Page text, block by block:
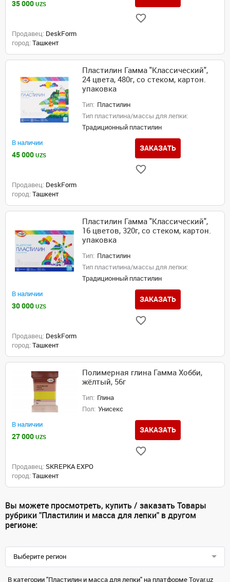
35 000 UZS
Продавец: DeskForm
город: Ташкент
Пластилин Гамма "Классический",
24 цвета, 480г, со стеком, картон.
упаковка
Тип: Пластилин
Тип пластилина/массы для лепки:
Традиционный пластилин
В наличии
45 000 UZS
ЗАКАЗАТЬ
Продавец: DeskForm
город: Ташкент
Пластилин Гамма "Классический",
16 цветов, 320г, со стеком, картон.
упаковка
Тип: Пластилин
Тип пластилина/массы для лепки:
Традиционный пластилин
В наличии
30 000 UZS
ЗАКАЗАТЬ
Продавец: DeskForm
город: Ташкент
Полимерная глина Гамма Хобби,
жёлтый, 56г
Тип: Глина
Пол: Унисекс
В наличии
27 000 UZS
ЗАКАЗАТЬ
Продавец: SKREPKA EXPO
город: Ташкент
Вы можете просмотреть, купить / заказать Товары
рубрики "Пластилин и масса для лепки" в другом
регионе:
Выберите регион
В категории "Пластилин и масса для лепки" на платформе Tovar.uz